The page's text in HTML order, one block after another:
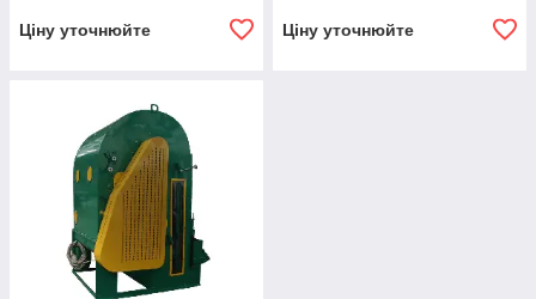
Ціну уточнюйте Ціну уточнюйте